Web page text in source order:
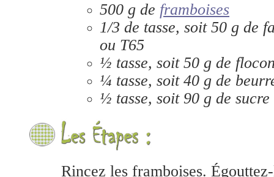
500 g de framboises
1/3 de tasse, soit 50 g de
ou T65
½ tasse, soit 50 g de
¼ tasse, soit 40 g de
½ tasse, soit 90 g de
Rincez les framboises.